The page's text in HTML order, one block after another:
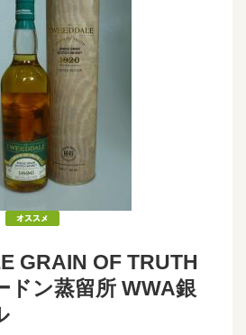
GRAIN OF TRUTH
ドン蒸留所 WWA銀